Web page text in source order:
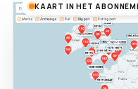
KAART IN HET